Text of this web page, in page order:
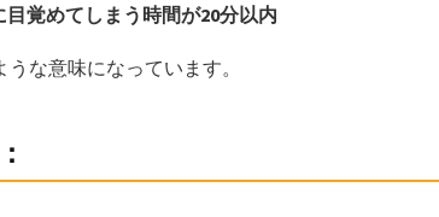
目覚めてしまう時間が20分以内
うな意味になっています。